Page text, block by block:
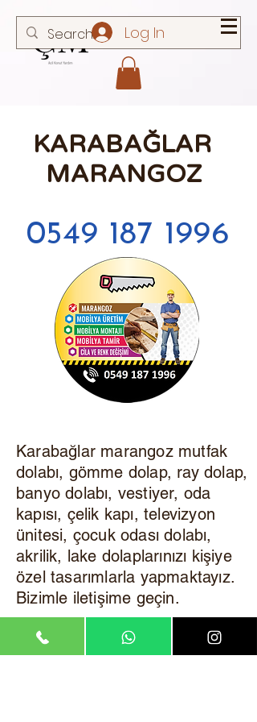
Log In
KARABAĞLAR
MARANGOZ
0549 187 1996
Karabağlar marangoz mutfak
dolabı, gömme dolap, ray dolap,
banyo dolabı, vestiyer, oda
kapısı, çelik kapı, televizyon
ünitesi, çocuk odası dolabı,
akrilik, lake dolaplarınızı kişiye
özel tasarımlarla yapmaktayız.
Bizimle iletişime geçin.